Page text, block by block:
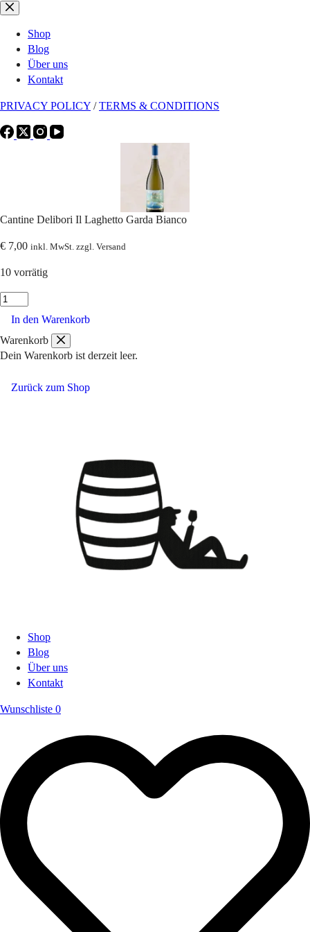
Zum
springenShop
Blog
Über uns
Kontakt
PRIVACY POLICY /TERMS & CONDITIONS
Cantine Delibori Il Laghetto Garda Bianco
€ 7,00 inkl. MwSt. zzgl. Versand
10 vorrätig
Cantine
Delibori
Laghetto
Garda
Menge
In den Warenkorb
Warenkorb
Dein Warenkorb ist derzeit leer.
Zurück zum Shop
Shop
Blog
Über uns
Kontakt
Wunschliste 0